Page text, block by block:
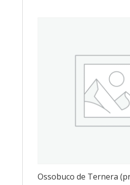
Ossobuco de Ternera